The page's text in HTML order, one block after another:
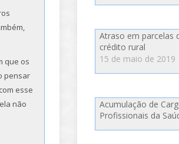
que os
pensar
esse
não
Atraso em parcelas
crédito rural
15 de maio de 2019
Acumulação de
Profissionais da